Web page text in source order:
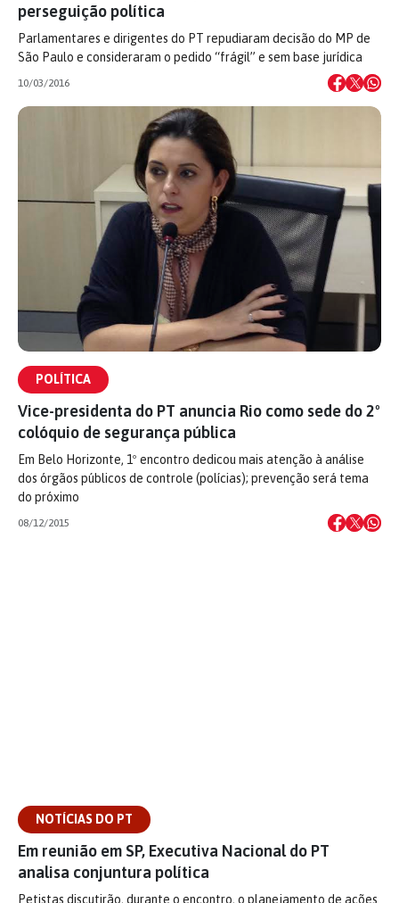
perseguição política
Parlamentares e dirigentes do PT repudiaram decisão do MP de
São Paulo e consideraram o pedido “frágil” e sem base jurídica
10/03/2016
POLÍTICA
Vice-presidenta do PT anuncia Rio como sede do 2º
colóquio de segurança pública
Em Belo Horizonte, 1º encontro dedicou mais atenção à análise
dos órgãos públicos de controle (polícias); prevenção será tema
do próximo
08/12/2015
NOTÍCIAS DO PT
Em reunião em SP, Executiva Nacional do PT
analisa conjuntura política
Petistas discutirão, durante o encontro, o planejamento de ações